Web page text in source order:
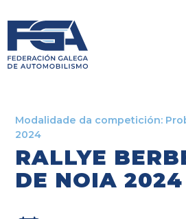
Modalidade da competición:
2024
RALLYE
DE NOIA 2024